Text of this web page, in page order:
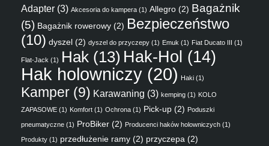
Adapter (3) Akcesoria do kampera (1) Allegro (2) Bagażnik
(5) Bagażnik rowerowy (2) Bezpieczeństwo
(10) dyszel (2) dyszel do przyczepy (1) Emuk (1) Fiat Ducato III (1)
Flat-Jack (1) Hak (13) Hak-Hol (14)
Hak holowniczy (20) Haki (1)
Kamper (9) Karawaning (3) kemping (1) KOLO
ZAPASOWE (1) Komfort (1) Ochrona (1) Pick-up (2) Poduszki
pneumatyczne (1) ProBiker (2) Producenci haków holowniczych (1)
Produkty (1) przedłużenie ramy (2) przyczepa (2)